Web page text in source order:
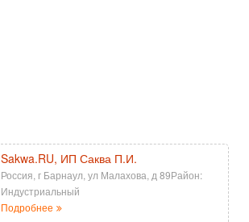
Sakwa.RU, ИП Саква П.И.
Россия, г Барнаул, ул Малахова, д 89Район:
Индустриальный
Подробнее